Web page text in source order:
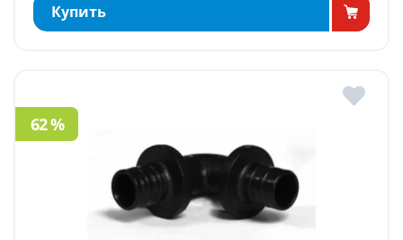
Купить
62 %